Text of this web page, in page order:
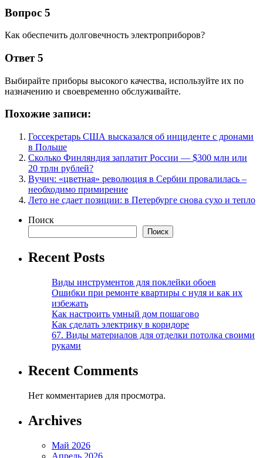
Вопрос 5
Как обеспечить долговечность электроприборов?
Ответ 5
Выбирайте приборы высокого качества, используйте их по
назначению и своевременно обслуживайте.
Похожие записи:
Госсекретарь США высказался об инциденте с дронами
в Польше
Сколько Финляндия заплатит России — $300 млн или
20 трлн рублей?
Вучич: «цветная» революция в Сербии провалилась –
необходимо примирение
Лето не сдает позиции: в Петербурге снова сухо и тепло
Поиск
Поиск
Recent Posts
Виды инструментов для поклейки обоев
Ошибки при ремонте квартиры с нуля и как их
избежать
Как настроить умный дом пошагово
Как сделать электрику в коридоре
67. Виды материалов для отделки потолка своими
руками
Recent Comments
Нет комментариев для просмотра.
Archives
Май 2026
Апрель 2026